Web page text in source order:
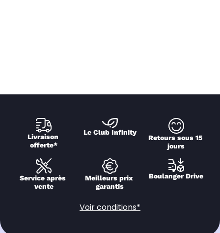
Livraison
offerte*
Le Club Infinity
Retours sous 15
jours
Service après
vente
Meilleurs prix
garantis
Boulanger Drive
Voir conditions*